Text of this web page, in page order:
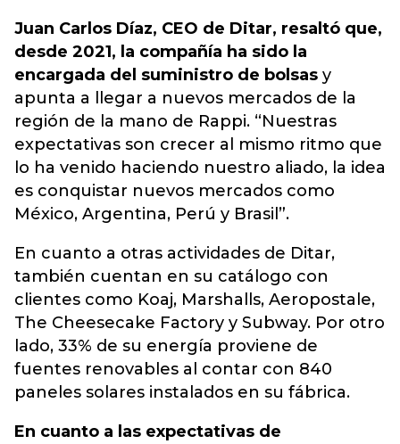
Juan Carlos Díaz, CEO de Ditar, resaltó que,
desde 2021, la compañía ha sido la
encargada del suministro de bolsas y
apunta a llegar a nuevos mercados de la
región de la mano de Rappi. “Nuestras
expectativas son crecer al mismo ritmo que
lo ha venido haciendo nuestro aliado, la idea
es conquistar nuevos mercados como
México, Argentina, Perú y Brasil”.
En cuanto a otras actividades de Ditar,
también cuentan en su catálogo con
clientes como Koaj, Marshalls, Aeropostale,
The Cheesecake Factory y Subway. Por otro
lado, 33% de su energía proviene de
fuentes renovables al contar con 840
paneles solares instalados en su fábrica.
En cuanto a las expectativas de